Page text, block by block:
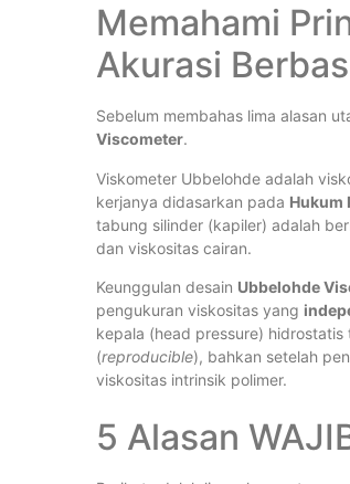
Memahami
Akurasi
Sebelum membahas lima alasan
Viscometer.
Viskometer Ubbelohde adalah
kerjanya didasarkan pada Hukum
tabung silinder (kapiler) adalah
dan viskositas cairan.
Keunggulan desain Ubbelohde
pengukuran viskositas yang
kepala (head pressure)
(reproducible), bahkan setelah
viskositas intrinsik polimer.
5 Alasan